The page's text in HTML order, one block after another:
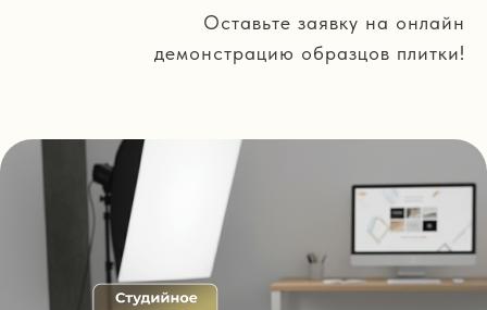
Оставьте заявку на онлайн
демонстрацию образцов плитки!